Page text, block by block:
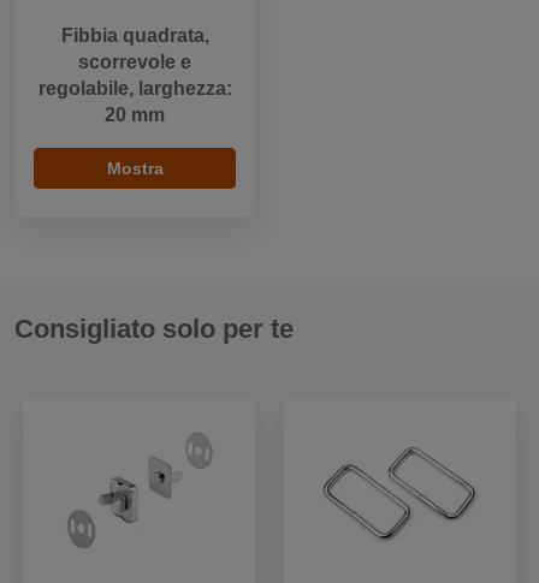
Fibbia quadrata,
scorrevole e
regolabile, larghezza:
20 mm
Mostra
Consigliato solo per te